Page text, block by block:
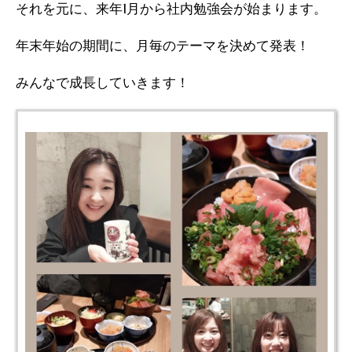
それを元に、来年1月から社内勉強会が始まります。
年末年始の期間に、月毎のテーマを決めて発表！
みんなで成長していきます！